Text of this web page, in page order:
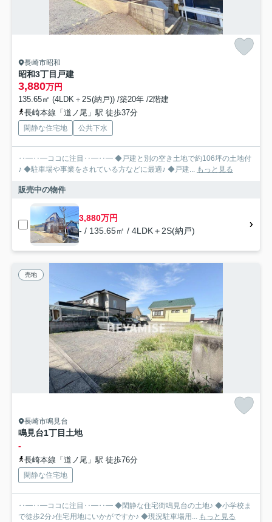
長崎市昭和
昭和3丁目戸建
3,880万円
135.65㎡ (4LDK＋2S(納戸)) /築20年 /2階建
長崎本線「道ノ尾」駅 徒歩37分
閑静な住宅地 公共下水
‥━‥━ココに注目‥━‥━ ◆戸建と別の空き土地で約106坪の土地付
♪ ◆駐車場や事業をされている方などに最適♪ ◆戸建... もっと見る
販売中の物件
3,880万円
- / 135.65㎡ / 4LDK＋2S(納戸)
売地
長崎市鳴見台
鳴見台1丁目土地
-
長崎本線「道ノ尾」駅 徒歩76分
閑静な住宅地
‥━‥━ココに注目‥━‥━ ◆閑静な住宅街鳴見台の土地♪ ◆小学校ま
で徒歩2分♪住宅用地にいかがですか♪ ◆現況駐車場用... もっと見る